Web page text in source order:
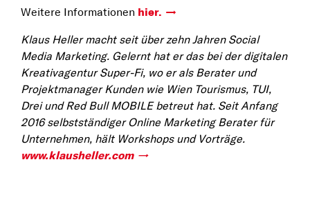
Weitere Informationen hier.
Klaus Heller macht seit über zehn Jahren Social
Media Marketing. Gelernt hat er das bei der digitalen
Kreativagentur Super-Fi, wo er als Berater und
Projektmanager Kunden wie Wien Tourismus, TUI,
Drei und Red Bull MOBILE betreut hat. Seit Anfang
2016 selbstständiger Online Marketing Berater für
Unternehmen, hält Workshops und Vorträge.
www.klausheller.com